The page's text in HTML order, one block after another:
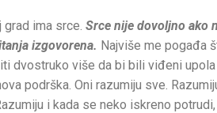
ima srce. Srce nije dovoljno ako
izgovorena. Najviše me pogađa
dvostruko više da bi bili viđeni
podrška. Oni razumiju sve.
i kada se neko iskreno potrudi,